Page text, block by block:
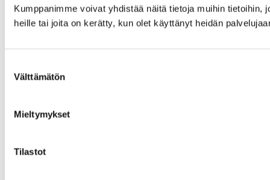
Kumppanimme voivat yhdistää näitä tietoja muihin tietoihin,
heille tai joita on kerätty, kun olet käyttänyt heidän
valinta
Välttämätön
Mieltymykset
Tilastot